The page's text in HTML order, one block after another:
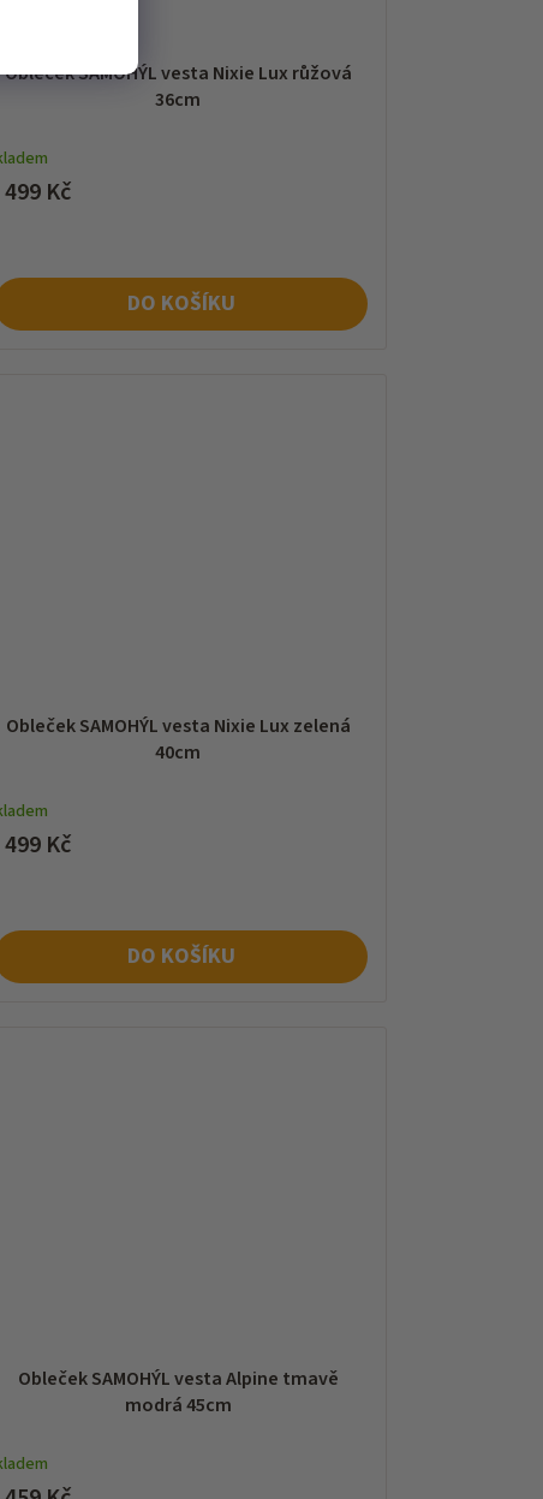
Obleček SAMOHÝL vesta Nixie Lux růžová
36cm
499 Kč
DO KOŠÍKU
Obleček SAMOHÝL vesta Nixie Lux zelená
40cm
499 Kč
DO KOŠÍKU
Obleček SAMOHÝL vesta Alpine tmavě
modrá 45cm